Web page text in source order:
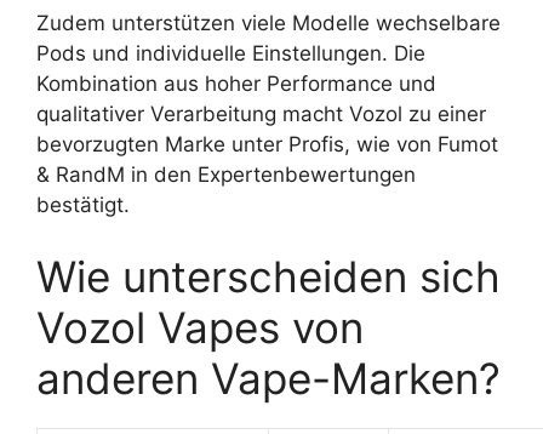
Zudem unterstützen viele Modelle wechselbare
Pods und individuelle Einstellungen. Die
Kombination aus hoher Performance und
qualitativer Verarbeitung macht Vozol zu einer
bevorzugten Marke unter Profis, wie von Fumot
& RandM in den Expertenbewertungen
bestätigt.
Wie unterscheiden sich
Vozol Vapes von
anderen Vape-Marken?